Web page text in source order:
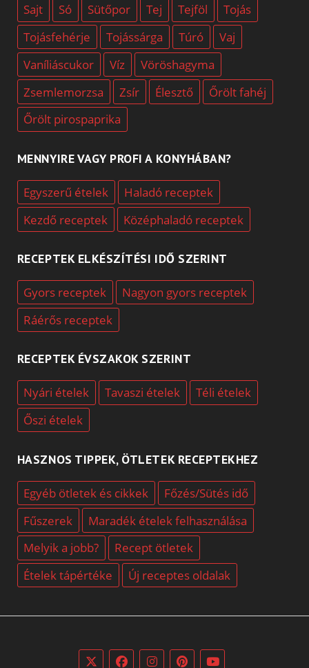
Sajt
Só Sütőpor Tej Tejföl
Tojás
Tojásfehérje
Tojássárga Túró
Vaj
Vaníliáscukor
Víz
Vöröshagyma
Zsemlemorzsa
Zsír Élesztő
Őrölt fahéj
Őrölt pirospaprika
MENNYIRE VAGY PROFI A KONYHÁBAN?
Egyszerű ételek
Haladó receptek
Kezdő receptek
Középhaladó receptek
RECEPTEK ELKÉSZÍTÉSI IDŐ SZERINT
Gyors receptek
Nagyon gyors receptek
Ráérős receptek
RECEPTEK ÉVSZAKOK SZERINT
Nyári ételek Tavaszi ételek
Téli ételek
Őszi ételek
HASZNOS TIPPEK, ÖTLETEK RECEPTEKHEZ
Egyéb ötletek és cikkek
Főzés/Sütés idő
Fűszerek
Maradék ételek felhasználása
Melyik a jobb?
Recept ötletek
Ételek tápértéke
Új receptes oldalak